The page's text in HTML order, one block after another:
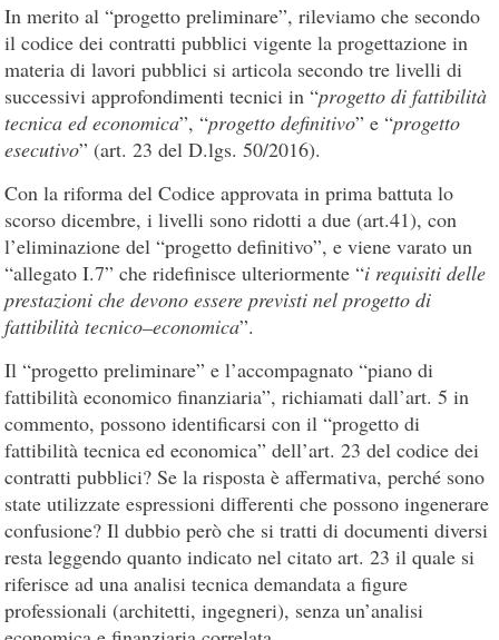
In merito al “progetto preliminare”, rileviamo che secondo
il codice dei contratti pubblici vigente la progettazione in
materia di lavori pubblici si articola secondo tre livelli di
successivi approfondimenti tecnici in “progetto di fattibilità
tecnica ed economica”, “progetto definitivo” e “progetto
esecutivo” (art. 23 del D.lgs. 50/2016).
Con la riforma del Codice approvata in prima battuta lo
scorso dicembre, i livelli sono ridotti a due (art.41), con
l’eliminazione del “progetto definitivo”, e viene varato un
“allegato I.7” che ridefinisce ulteriormente “i requisiti delle
prestazioni che devono essere previsti nel progetto di
fattibilità tecnico–economica”.
Il “progetto preliminare” e l’accompagnato “piano di
fattibilità economico finanziaria”, richiamati dall’art. 5 in
commento, possono identificarsi con il “progetto di
fattibilità tecnica ed economica” dell’art. 23 del codice dei
contratti pubblici? Se la risposta è affermativa, perché sono
state utilizzate espressioni differenti che possono ingenerare
confusione? Il dubbio però che si tratti di documenti diversi
resta leggendo quanto indicato nel citato art. 23 il quale si
riferisce ad una analisi tecnica demandata a figure
professionali (architetti, ingegneri), senza un’analisi